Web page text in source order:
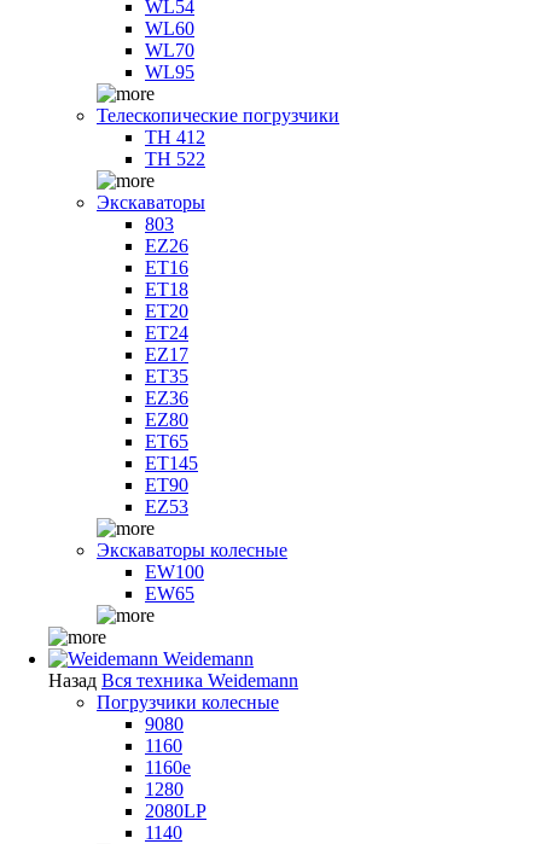
WL54
WL60
WL70
WL95
Телескопические погрузчики
TH 412
TH 522
Экскаваторы
803
EZ26
ET16
ET18
ET20
ET24
EZ17
ET35
EZ36
EZ80
ET65
ET145
ET90
EZ53
Экскаваторы колесные
EW100
EW65
Weidemann
Назад Вся техника Weidemann
Погрузчики колесные
9080
1160
1160e
1280
2080LP
1140